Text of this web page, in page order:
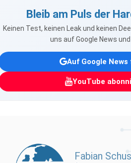
Bleib am Puls der
Keinen Test, keinen Leak und keinen
uns auf Google News und
Auf Google News
YouTube
Fabian